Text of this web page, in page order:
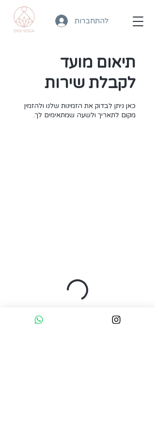
להתחברות
תיאום מועד
לקבלת שירות
כאן ניתן לבדוק את הזמינות שלנו ולהזמין
מקום לתאריך ולשעה שמתאימים לך.